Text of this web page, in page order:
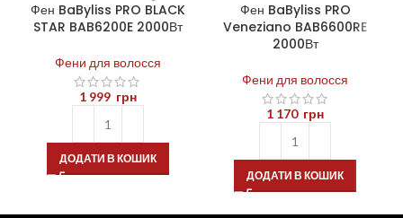
Фен BaByliss PRO BLACK
STAR BAB6200E 2000Вт
Фени для волосся
1 999 грн
ДОДАТИ В КОШИК
Фен BaByliss PRO
Veneziano BAB6600RE
2000Вт
Фени для волосся
1 170 грн
ДОДАТИ В КОШИК